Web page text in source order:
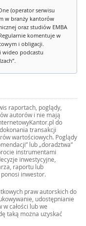
(operator serwisu
w branży kantorów
oraz studiów EMBA
komentuje w
i obligacji.
wideo podcastu
raportach, poglądy,
autorów i nie mają
do
transakcji
wartościowych. Poglądy
lub „doradztwa”
instrumentami
inwestycyjne,
raportu lub
inwestor.
praw autorskich do
udostępnianie
całości lub we
taką można uzyskać